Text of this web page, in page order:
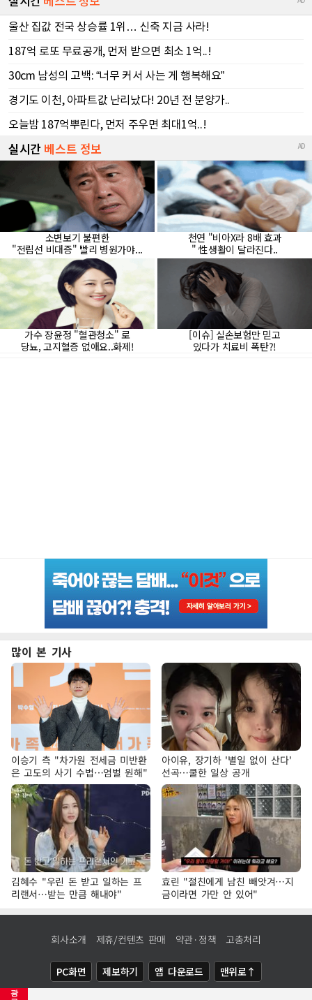
광
많이 본 기사
이승기 측 "차가원 전세금 미반환
은 고도의 사기 수법…엄벌 원해"
아이유, 장기하 '별일 없이 산다'
선곡…쿨한 일상 공개
김혜수 "우린 돈 받고 일하는 프
리랜서…받는 만큼 해내야"
효린 "절친에게 남친 빼앗겨…지
금이라면 가만 안 있어"
회사소개 제휴/컨텐츠 판매 약관·정책 고충처리
PC화면 제보하기 앱 다운로드 맨위로↑